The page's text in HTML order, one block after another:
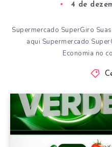
4 de
Supermercado SuperGiro
aqui Supermercado
Economia no